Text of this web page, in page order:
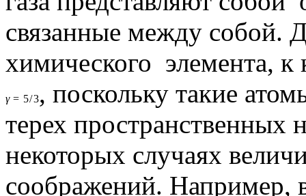
связанные между собой.
химического элемента, к
γ = 5/3, поскольку такие
терех пространственных
некоторых случаях
соображений. Например,